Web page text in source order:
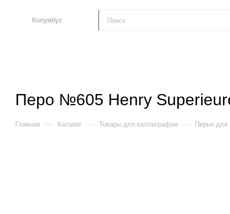
Колумбус
Перо №605 Henry
Главная — Каталог — Товары для каллиграфии — Перья для